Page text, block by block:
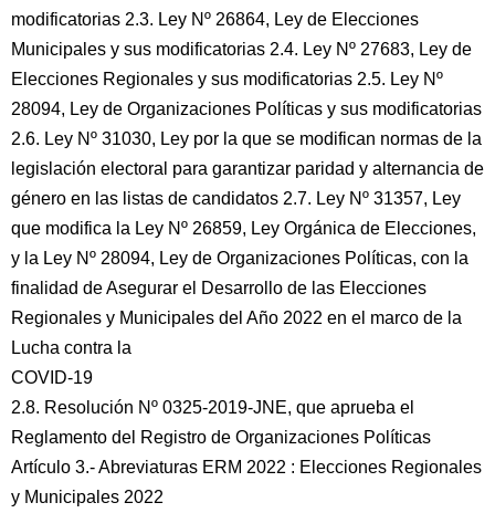
modificatorias 2.3. Ley Nº 26864, Ley de Elecciones
Municipales y sus modificatorias 2.4. Ley Nº 27683, Ley de
Elecciones Regionales y sus modificatorias 2.5. Ley Nº
28094, Ley de Organizaciones Políticas y sus modificatorias
2.6. Ley Nº 31030, Ley por la que se modifican normas de la
legislación electoral para garantizar paridad y alternancia de
género en las listas de candidatos 2.7. Ley Nº 31357, Ley
que modifica la Ley Nº 26859, Ley Orgánica de Elecciones,
y la Ley Nº 28094, Ley de Organizaciones Políticas, con la
finalidad de Asegurar el Desarrollo de las Elecciones
Regionales y Municipales del Año 2022 en el marco de la
Lucha contra la
COVID-19
2.8. Resolución Nº 0325-2019-JNE, que aprueba el
Reglamento del Registro de Organizaciones Políticas
Artículo 3.- Abreviaturas ERM 2022 : Elecciones Regionales
y Municipales 2022